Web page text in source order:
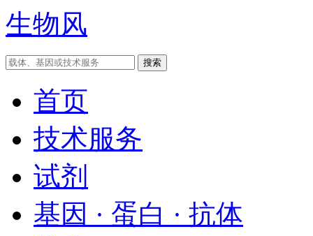
生物风
首页
技术服务
试剂
基因 · 蛋白 · 抗体